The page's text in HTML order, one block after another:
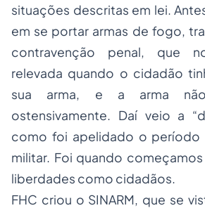
situações descritas em lei.
em se portar armas de fogo,
contravenção penal, que
relevada quando o cidadão
sua arma, e a arma
ostensivamente. Daí veio a
como foi apelidado o período
militar. Foi quando
liberdades como cidadãos.
FHC criou o SINARM, que se